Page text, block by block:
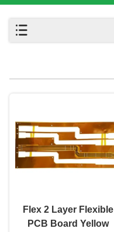
Flex 2 Layer Flexible
PCB Board Yellow